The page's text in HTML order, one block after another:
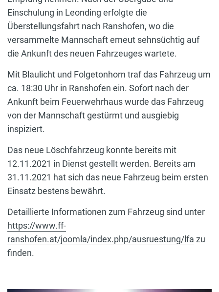
Einschulung in Leonding erfolgte die
Überstellungsfahrt nach Ranshofen, wo die
versammelte Mannschaft erneut sehnsüchtig auf
die Ankunft des neuen Fahrzeuges wartete.
Mit Blaulicht und Folgetonhorn traf das Fahrzeug um
ca. 18:30 Uhr in Ranshofen ein. Sofort nach der
Ankunft beim Feuerwehrhaus wurde das Fahrzeug
von der Mannschaft gestürmt und ausgiebig
inspiziert.
Das neue Löschfahrzeug konnte bereits mit
12.11.2021 in Dienst gestellt werden. Bereits am
31.11.2021 hat sich das neue Fahrzeug beim ersten
Einsatz bestens bewährt.
Detaillierte Informationen zum Fahrzeug sind unter
https://www.ff-
ranshofen.at/joomla/index.php/ausruestung/lfa zu
finden.